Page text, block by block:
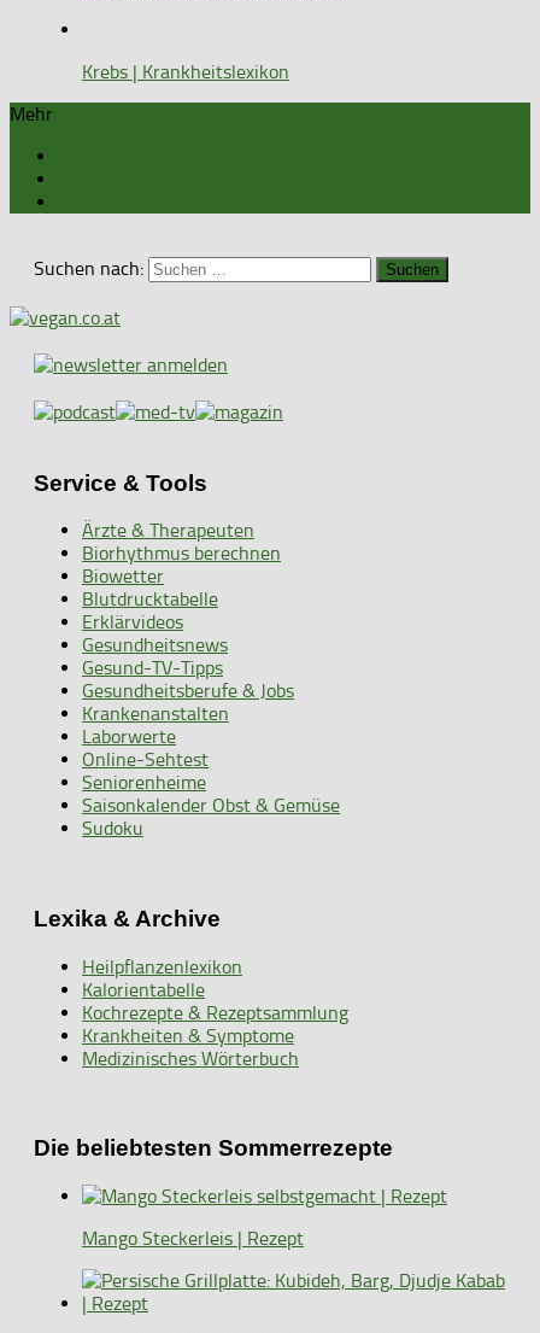
Krebs | Krankheitslexikon
Mehr
Suchen nach:
Service & Tools
Ärzte & Therapeuten
Biorhythmus berechnen
Biowetter
Blutdrucktabelle
Erklärvideos
Gesundheitsnews
Gesund-TV-Tipps
Gesundheitsberufe & Jobs
Krankenanstalten
Laborwerte
Online-Sehtest
Seniorenheime
Saisonkalender Obst & Gemüse
Sudoku
Lexika & Archive
Heilpflanzenlexikon
Kalorientabelle
Kochrezepte & Rezeptsammlung
Krankheiten & Symptome
Medizinisches Wörterbuch
Die beliebtesten Sommerrezepte
Mango Steckerleis | Rezept